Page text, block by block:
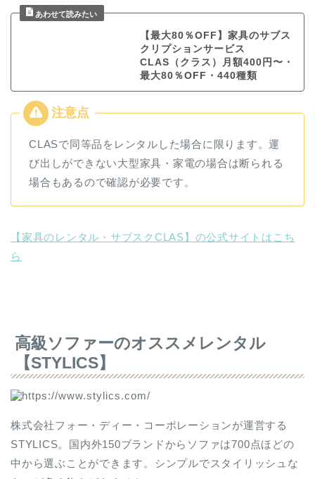
【最大80％OFF】家具のサブス
クリプションサービス
CLAS（クラス）月額400円〜・
最大80％OFF・440種類
CLASで同等品をレンタルした場合に限ります。運
び出しができない大型家具・家電の場合は断られる
場合もあるので確認が必要です。
【家具のレンタル・サブスクCLAS】の公式サイトはこち
ら
高級ソファーのオススメレンタル
【STYLICS】
株式会社フォー・ディー・コーポレーションが運営する
STYLICS。国内外150ブランドからソファは700点ほどの
中から選ぶことができます。シンプルでスタイリッシュな